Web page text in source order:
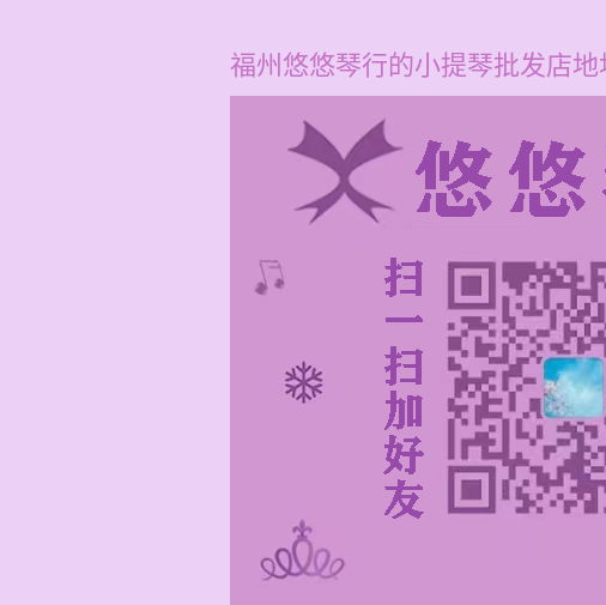
福州悠悠琴行的小提琴批发店